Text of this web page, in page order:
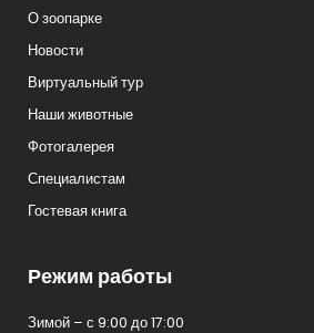
О зоопарке
Новости
Виртуальный тур
Наши животные
Фотогалерея
Специалистам
Гостевая книга
Режим работы
Зимой – с 9:00 до 17:00